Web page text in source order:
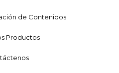
de Contenidos
Productos